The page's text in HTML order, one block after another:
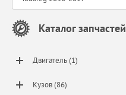
Каталог запчастей
Двигатель (1)
Кузов (86)